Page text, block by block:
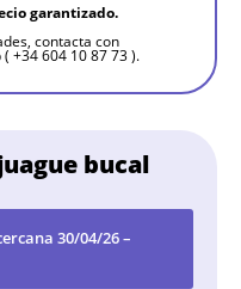
bucal
30/04/26 –
garantizado.
contacta con
+34 604 10 87 73 ).